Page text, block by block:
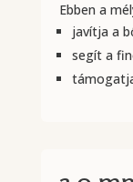
Ebben a
javítja a
segít a